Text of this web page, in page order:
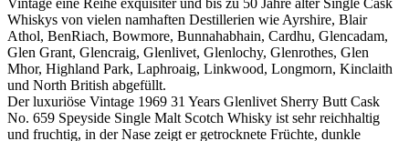
Whiskys von vielen namhaften Destillerien wie Ayrshire, Blair
Athol, BenRiach, Bowmore, Bunnahabhain, Cardhu, Glencadam,
Glen Grant, Glencraig, Glenlivet, Glenlochy, Glenrothes, Glen
Mhor, Highland Park, Laphroaig, Linkwood, Longmorn, Kinclaith
und North British abgefüllt.
Der luxuriöse Vintage 1969 31 Years Glenlivet Sherry Butt Cask
No. 659 Speyside Single Malt Scotch Whisky ist sehr reichhaltig
und fruchtig, in der Nase zeigt er getrocknete Früchte, dunkle